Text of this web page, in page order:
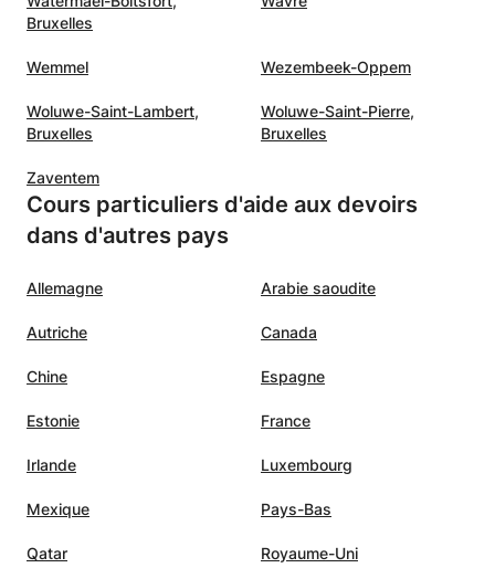
Bruxelles
Wemmel Wezembeek-Oppem
Woluwe-Saint-Lambert,
Bruxelles
Woluwe-Saint-Pierre,
Bruxelles
Zaventem
Cours particuliers d'aide aux devoirs
dans d'autres pays
Allemagne Arabie saoudite
Autriche Canada
Chine Espagne
Estonie France
Irlande Luxembourg
Mexique Pays-Bas
Qatar Royaume-Uni